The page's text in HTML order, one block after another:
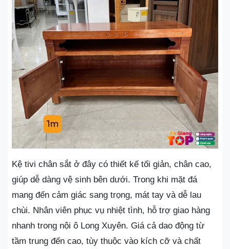
Kệ tivi chân sắt ở đây có thiết kế tối giản, chân cao,
giúp dễ dàng vệ sinh bên dưới. Trong khi mặt đá
mang đến cảm giác sang trọng, mát tay và dễ lau
chùi. Nhân viên phục vụ nhiệt tình, hỗ trợ giao hàng
nhanh trong nội ô Long Xuyên. Giá cả dao động từ
tầm trung đến cao, tùy thuộc vào kích cỡ và chất